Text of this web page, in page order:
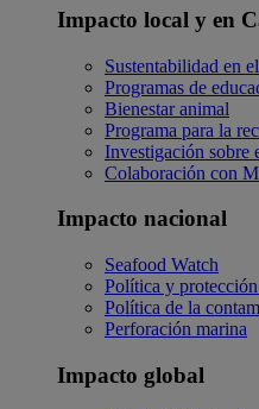
Impacto local y en
Sustentabilidad en
Programas de
Bienestar animal
Programa para la
Investigación sobre
Colaboración con
Impacto nacional
Seafood Watch
Política y
Política de la
Perforación marina
Impacto global